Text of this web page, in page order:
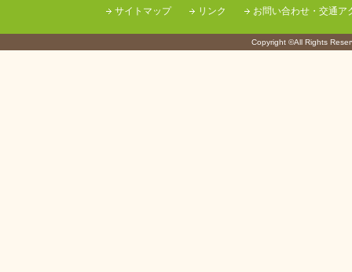
サイトマップ リンク お問い合わせ・交通ア
Copyright ©All Rights